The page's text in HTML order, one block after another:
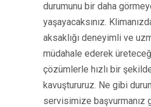
durumunu bir daha
yaşayacaksınız.
aksaklığı deneyimli ve
müdahale ederek
çözümlerle hızlı bir
kavuştururuz. Ne gibi
servisimize başvurmanız